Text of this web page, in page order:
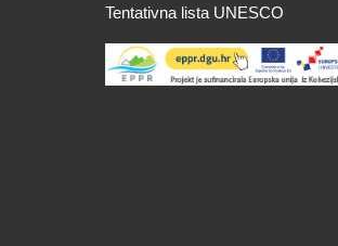
Tentativna lista UNESCO